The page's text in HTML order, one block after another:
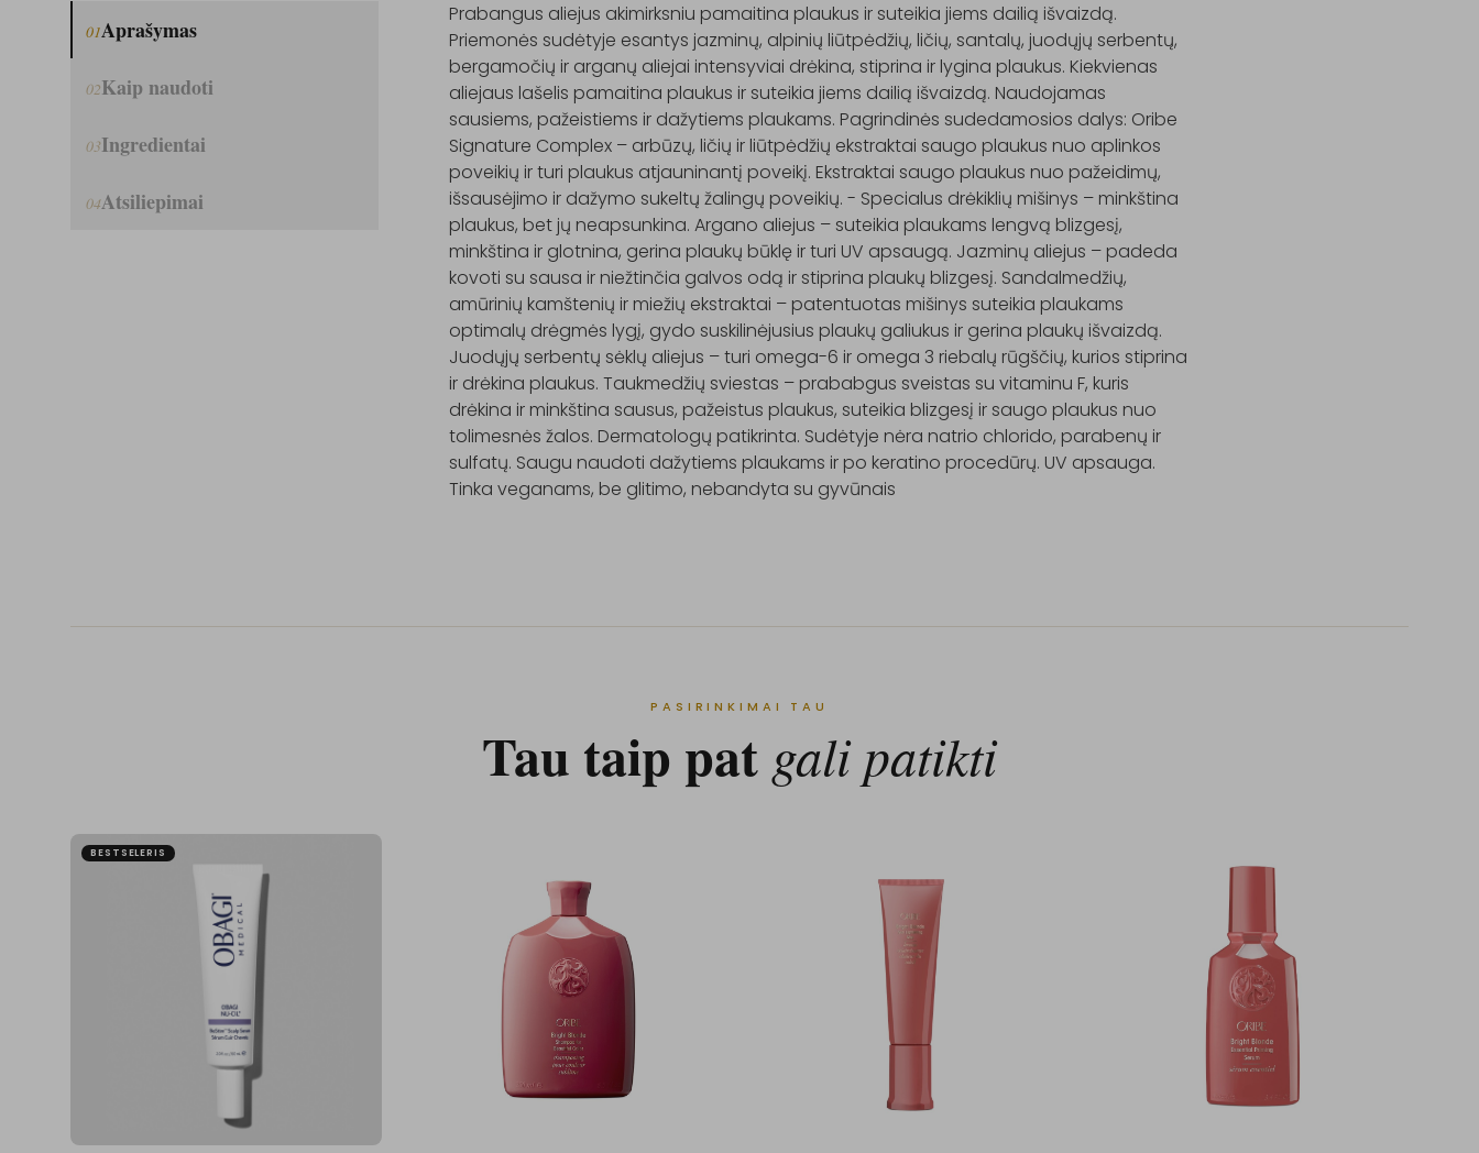
01Aprašymas
02Kaip naudoti
03Ingredientai
04Atsiliepimai
Prabangus aliejus akimirksniu pamaitina plaukus ir suteikia jiems dailią išvaizdą.
Priemonės sudėtyje esantys jazminų, alpinių liūtpėdžių, ličių, santalų, juodųjų serbentų,
bergamočių ir arganų aliejai intensyviai drėkina, stiprina ir lygina plaukus. Kiekvienas
aliejaus lašelis pamaitina plaukus ir suteikia jiems dailią išvaizdą. Naudojamas
sausiems, pažeistiems ir dažytiems plaukams. Pagrindinės sudedamosios dalys: Oribe
Signature Complex – arbūzų, ličių ir liūtpėdžių ekstraktai saugo plaukus nuo aplinkos
poveikių ir turi plaukus atjauninantį poveikį. Ekstraktai saugo plaukus nuo pažeidimų,
išsausėjimo ir dažymo sukeltų žalingų poveikių. - Specialus drėkiklių mišinys – minkština
plaukus, bet jų neapsunkina. Argano aliejus – suteikia plaukams lengvą blizgesį,
minkština ir glotnina, gerina plaukų būklę ir turi UV apsaugą. Jazminų aliejus – padeda
kovoti su sausa ir niežtinčia galvos odą ir stiprina plaukų blizgesį. Sandalmedžių,
amūrinių kamštenių ir miežių ekstraktai – patentuotas mišinys suteikia plaukams
optimalų drėgmės lygį, gydo suskilinėjusius plaukų galiukus ir gerina plaukų išvaizdą.
Juodųjų serbentų sėklų aliejus – turi omega-6 ir omega 3 riebalų rūgščių, kurios stiprina
ir drėkina plaukus. Taukmedžių sviestas – prababgus sveistas su vitaminu F, kuris
drėkina ir minkština sausus, pažeistus plaukus, suteikia blizgesį ir saugo plaukus nuo
tolimesnės žalos. Dermatologų patikrinta. Sudėtyje nėra natrio chlorido, parabenų ir
sulfatų. Saugu naudoti dažytiems plaukams ir po keratino procedūrų. UV apsauga.
Tinka veganams, be glitimo, nebandyta su gyvūnais
PASIRINKIMAI TAU
Tau taip pat gali patikti
BESTSELERIS